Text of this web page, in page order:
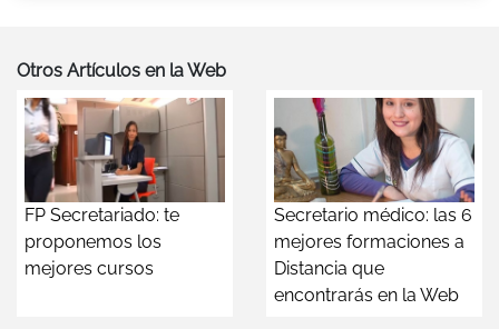
Otros Artículos en la Web
FP Secretariado: te
proponemos los
mejores cursos
Secretario médico: las 6
mejores formaciones a
Distancia que
encontrarás en la Web